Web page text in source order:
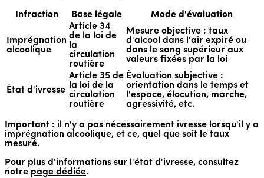
Infraction Base légale Mode d'évaluation
Imprégnation
alcoolique
Article 34
de la loi de
la
circulation
routière
Mesure objective : taux
d'alcool dans l'air expiré ou
dans le sang supérieur aux
valeurs fixées par la loi
État d'ivresse
Article 35 de
la loi de la
circulation
routière
Évaluation subjective :
orientation dans le temps et
l'espace, élocution, marche,
agressivité, etc.
Important : il n'y a pas nécessairement ivresse lorsqu'il y a
imprégnation alcoolique, et ce, quel que soit le taux
mesuré.
Pour plus d'informations sur l'état d'ivresse, consultez
notre page dédiée.